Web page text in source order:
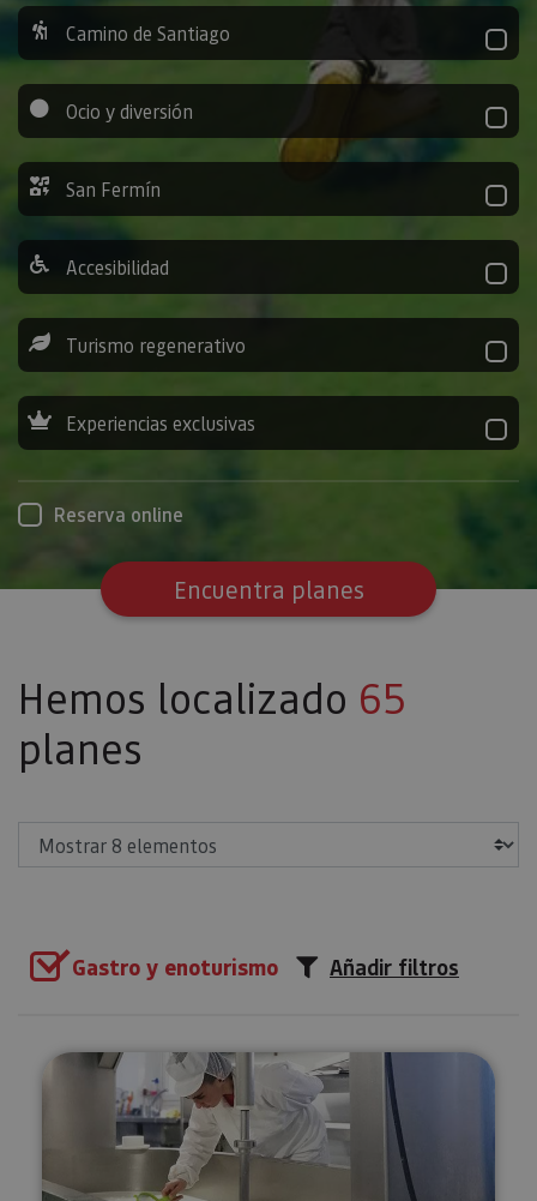
Camino de Santiago
Ocio y diversión
San Fermín
Accesibilidad
Turismo regenerativo
Experiencias exclusivas
Reserva online
Encuentra planes
Hemos localizado 65
planes
Gastro y enoturismo Añadir filtros
Visita guiada a la Quesería